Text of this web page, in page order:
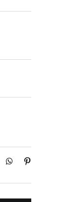
WhatsApp